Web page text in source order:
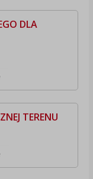
DLA
TERENU